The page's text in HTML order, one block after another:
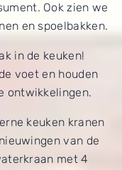
Ook zien we
en spoelbakken.
in de keuken!
voet en houden
ontwikkelingen.
keuken kranen
van de
met 4